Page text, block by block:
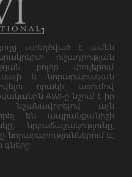
ստեղծված է ամեն
ուշադրության
բոլոր փուլերում
և նորարարական
որակի առումով
AWI-ը նշում է իր
նշանավորելով այն
են ապրանքանիշի
նրբաճաշակությունը,
և,
գները: